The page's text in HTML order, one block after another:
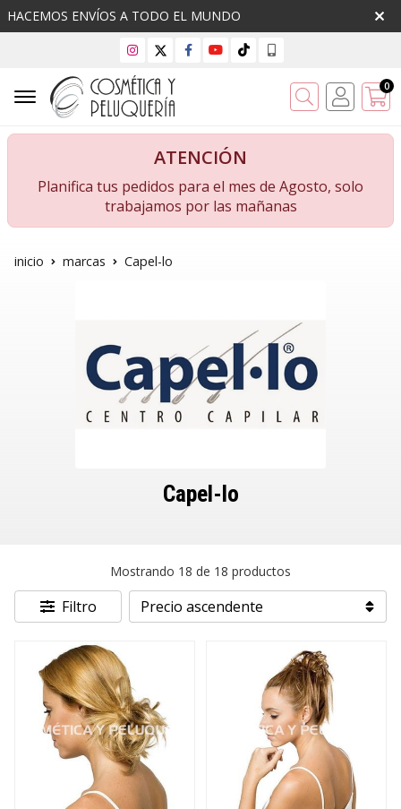
HACEMOS ENVÍOS A TODO EL MUNDO
Buscar 0
ATENCIÓN
Planifica tus pedidos para el mes de Agosto, solo
trabajamos por las mañanas
inicio marcas Capel-lo
Capel-lo
Mostrando 18 de 18 productos
Filtro